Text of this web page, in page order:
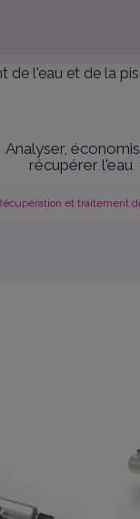
de l'eau et de la
Analyser,
récupérer l'eau
et traitement